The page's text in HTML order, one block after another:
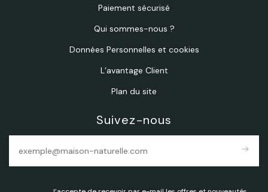
Paiement sécurisé
Qui sommes-nous ?
Données Personnelles et cookies
L’avantage Client
Plan du site
Suivez-nous
east